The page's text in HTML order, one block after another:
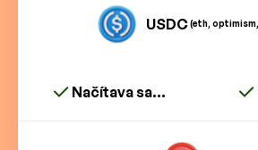
USDC(eth,
Načítava sa...